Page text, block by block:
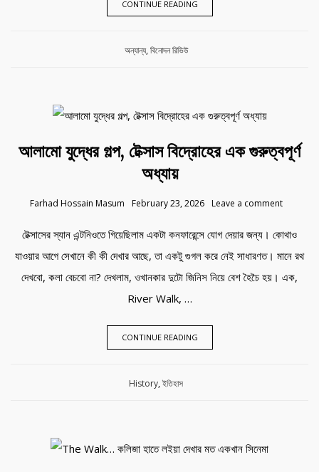
CONTINUE READING
Category:
অন্যান্য,বিনোদন রিভিউ
আলামো যুদ্ধের গল্প, টেক্সাস বিদ্রোহের এক গুরুত্বপূর্ণ
অধ্যায়
Farhad Hossain Masum February 23, 2026 Leave a comment
টেক্সাসের স্যান এন্টনিওতে গিয়েছিলাম একটা কনফারেন্সে যোগ দেয়ার জন্য। কোথাও
যাওয়ার আগে সেখানে কী কী দেখার আছে, তা একটু গুগল করে নেই সাধারণত। মানে রথ
দেখবো, কলা বেচবো না? দেখলাম, ওখানকার দুটো জিনিস নিয়ে বেশ হৈচৈ হয়। এক,
River Walk, …
CONTINUE READING
Category:
History,ইতিহাস